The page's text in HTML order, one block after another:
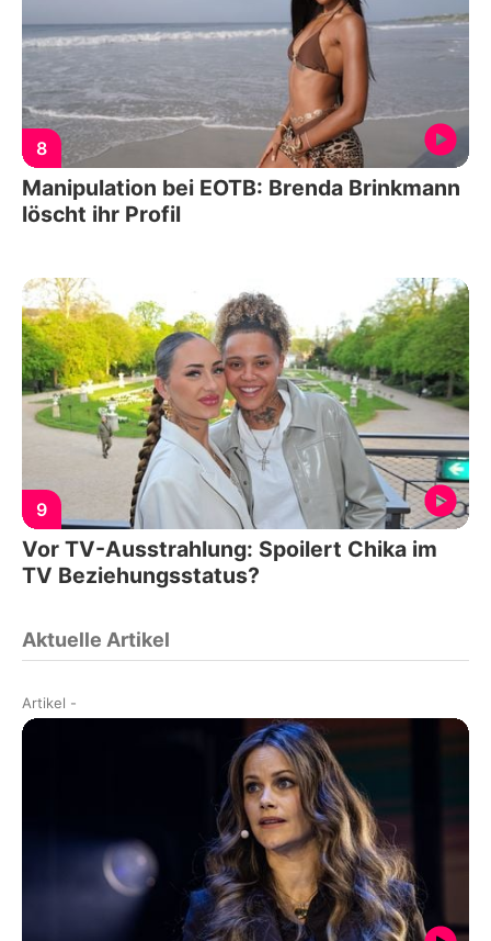
8
Manipulation bei EOTB: Brenda Brinkmann
löscht ihr Profil
9
Vor TV-Ausstrahlung: Spoilert Chika im
TV Beziehungsstatus?
Aktuelle Artikel
Artikel -